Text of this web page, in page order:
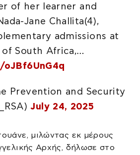
of her learner and
Jane Challita(4),
admissions at
South Africa,…
Prevention and Security
July 24, 2025
μιλώντας εκ μέρους
Αρχής, δήλωσε στο